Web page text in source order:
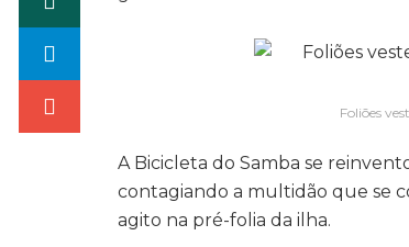
Foliões
A Bicicleta do Samba se
contagiando a multidão que se
agito na pré-folia da ilha.